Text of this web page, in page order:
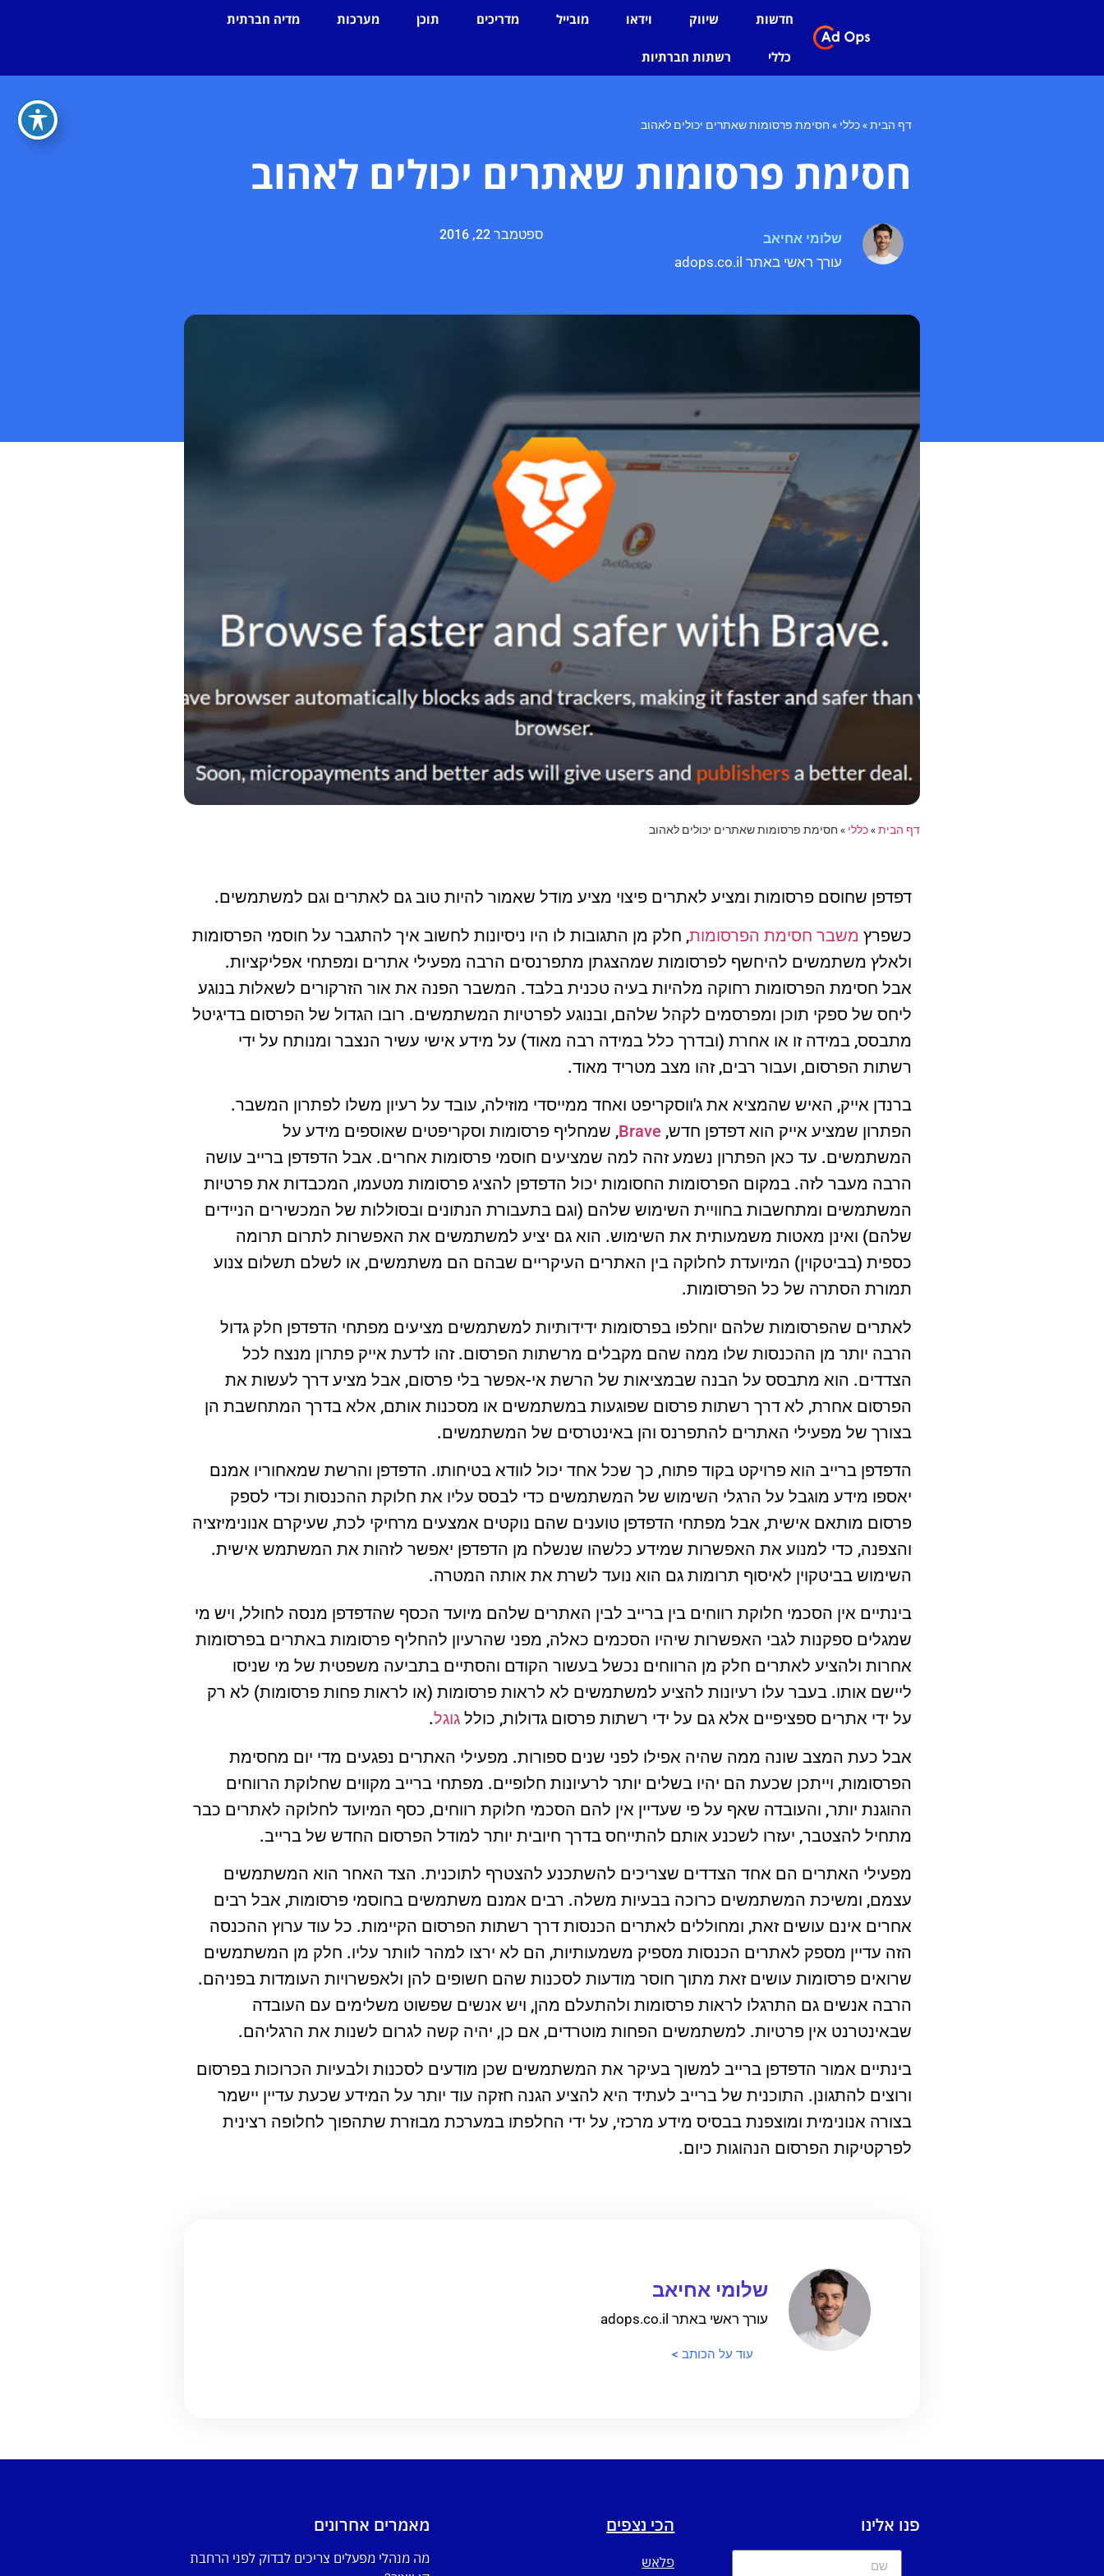
חדשות שיווק וידאו מובייל מדריכים תוכן מערכות מדיה חברתית
כללי רשתות חברתיות
דף הבית»כללי » חסימת פרסומות שאתרים יכולים לאהוב
חסימת פרסומות שאתרים יכולים לאהוב
שלומי אחיאב
עורך ראשי באתר adops.co.il
ספטמבר 22, 2016
דף הבית»כללי » חסימת פרסומות שאתרים יכולים לאהוב
דפדפן שחוסם פרסומות ומציע לאתרים פיצוי מציע מודל שאמור להיות טוב גם לאתרים וגם למשתמשים.
כשפרץ משבר חסימת הפרסומות, חלק מן התגובות לו היו ניסיונות לחשוב איך להתגבר על חוסמי הפרסומות
ולאלץ משתמשים להיחשף לפרסומות שמהצגתן מתפרנסים הרבה מפעילי אתרים ומפתחי אפליקציות.
אבל חסימת הפרסומות רחוקה מלהיות בעיה טכנית בלבד. המשבר הפנה את אור הזרקורים לשאלות בנוגע
ליחס של ספקי תוכן ומפרסמים לקהל שלהם, ובנוגע לפרטיות המשתמשים. רובו הגדול של הפרסום בדיגיטל
מתבסס, במידה זו או אחרת (ובדרך כלל במידה רבה מאוד) על מידע אישי עשיר הנצבר ומנותח על ידי
רשתות הפרסום, ועבור רבים, זהו מצב מטריד מאוד.
ברנדן אייק, האיש שהמציא את ג'ווסקריפט ואחד ממייסדי מוזילה, עובד על רעיון משלו לפתרון המשבר.
הפתרון שמציע אייק הוא דפדפן חדש, Brave, שמחליף פרסומות וסקריפטים שאוספים מידע על
המשתמשים. עד כאן הפתרון נשמע זהה למה שמציעים חוסמי פרסומות אחרים. אבל הדפדפן ברייב עושה
הרבה מעבר לזה. במקום הפרסומות החסומות יכול הדפדפן להציג פרסומות מטעמו, המכבדות את פרטיות
המשתמשים ומתחשבות בחוויית השימוש שלהם (וגם בתעבורת הנתונים ובסוללות של המכשירים הניידים
שלהם) ואינן מאטות משמעותית את השימוש. הוא גם יציע למשתמשים את האפשרות לתרום תרומה
כספית (בביטקוין) המיועדת לחלוקה בין האתרים העיקריים שבהם הם משתמשים, או לשלם תשלום צנוע
תמורת הסתרה של כל הפרסומות.
לאתרים שהפרסומות שלהם יוחלפו בפרסומות ידידותיות למשתמשים מציעים מפתחי הדפדפן חלק גדול
הרבה יותר מן ההכנסות שלו ממה שהם מקבלים מרשתות הפרסום. זהו לדעת אייק פתרון מנצח לכל
הצדדים. הוא מתבסס על הבנה שבמציאות של הרשת אי-אפשר בלי פרסום, אבל מציע דרך לעשות את
הפרסום אחרת, לא דרך רשתות פרסום שפוגעות במשתמשים או מסכנות אותם, אלא בדרך המתחשבת הן
בצורך של מפעילי האתרים להתפרנס והן באינטרסים של המשתמשים.
הדפדפן ברייב הוא פרויקט בקוד פתוח, כך שכל אחד יכול לוודא בטיחותו. הדפדפן והרשת שמאחוריו אמנם
יאספו מידע מוגבל על הרגלי השימוש של המשתמשים כדי לבסס עליו את חלוקת ההכנסות וכדי לספק
פרסום מותאם אישית, אבל מפתחי הדפדפן טוענים שהם נוקטים אמצעים מרחיקי לכת, שעיקרם אנונימיזציה
והצפנה, כדי למנוע את האפשרות שמידע כלשהו שנשלח מן הדפדפן יאפשר לזהות את המשתמש אישית.
השימוש בביטקוין לאיסוף תרומות גם הוא נועד לשרת את אותה המטרה.
בינתיים אין הסכמי חלוקת רווחים בין ברייב לבין האתרים שלהם מיועד הכסף שהדפדפן מנסה לחולל, ויש מי
שמגלים ספקנות לגבי האפשרות שיהיו הסכמים כאלה, מפני שהרעיון להחליף פרסומות באתרים בפרסומות
אחרות ולהציע לאתרים חלק מן הרווחים נכשל בעשור הקודם והסתיים בתביעה משפטית של מי שניסו
ליישם אותו. בעבר עלו רעיונות להציע למשתמשים לא לראות פרסומות (או לראות פחות פרסומות) לא רק
על ידי אתרים ספציפיים אלא גם על ידי רשתות פרסום גדולות, כולל גוגל.
אבל כעת המצב שונה ממה שהיה אפילו לפני שנים ספורות. מפעילי האתרים נפגעים מדי יום מחסימת
הפרסומות, וייתכן שכעת הם יהיו בשלים יותר לרעיונות חלופיים. מפתחי ברייב מקווים שחלוקת הרווחים
ההוגנת יותר, והעובדה שאף על פי שעדיין אין להם הסכמי חלוקת רווחים, כסף המיועד לחלוקה לאתרים כבר
מתחיל להצטבר, יעזרו לשכנע אותם להתייחס בדרך חיובית יותר למודל הפרסום החדש של ברייב.
מפעילי האתרים הם אחד הצדדים שצריכים להשתכנע להצטרף לתוכנית. הצד האחר הוא המשתמשים
עצמם, ומשיכת המשתמשים כרוכה בבעיות משלה. רבים אמנם משתמשים בחוסמי פרסומות, אבל רבים
אחרים אינם עושים זאת, ומחוללים לאתרים הכנסות דרך רשתות הפרסום הקיימות. כל עוד ערוץ ההכנסה
הזה עדיין מספק לאתרים הכנסות מספיק משמעותיות, הם לא ירצו למהר לוותר עליו. חלק מן המשתמשים
שרואים פרסומות עושים זאת מתוך חוסר מודעות לסכנות שהם חשופים להן ולאפשרויות העומדות בפניהם.
הרבה אנשים גם התרגלו לראות פרסומות ולהתעלם מהן, ויש אנשים שפשוט משלימים עם העובדה
שבאינטרנט אין פרטיות. למשתמשים הפחות מוטרדים, אם כן, יהיה קשה לגרום לשנות את הרגליהם.
בינתיים אמור הדפדפן ברייב למשוך בעיקר את המשתמשים שכן מודעים לסכנות ולבעיות הכרוכות בפרסום
ורוצים להתגונן. התוכנית של ברייב לעתיד היא להציע הגנה חזקה עוד יותר על המידע שכעת עדיין יישמר
בצורה אנונימית ומוצפנת בבסיס מידע מרכזי, על ידי החלפתו במערכת מבוזרת שתהפוך לחלופה רצינית
לפרקטיקות הפרסום הנהוגות כיום.
שלומי אחיאב
עורך ראשי באתר adops.co.il
עוד על הכותב >
פנו אלינו הכי נצפים
פלאש
מאמרים אחרונים
מה מנהלי מפעלים צריכים לבדוק לפני הרחבת